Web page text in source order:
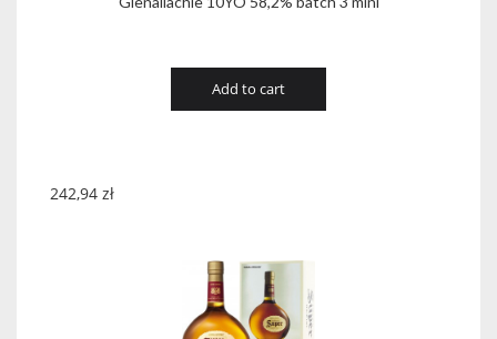
Add to cart
242,94 zł